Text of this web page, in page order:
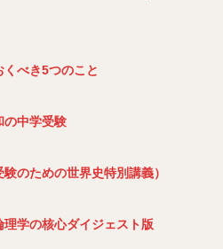
べき5つのこと
の中学受験
のための世界史特別講義）
理学の核心ダイジェスト版